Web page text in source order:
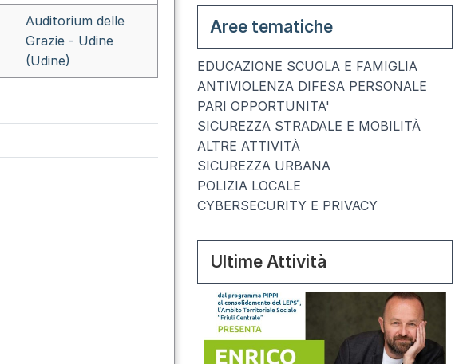
Auditorium delle
Grazie - Udine
(Udine)
Aree tematiche
EDUCAZIONE SCUOLA E FAMIGLIA
ANTIVIOLENZA DIFESA PERSONALE
PARI OPPORTUNITA'
SICUREZZA STRADALE E MOBILITÀ
ALTRE ATTIVITÀ
SICUREZZA URBANA
POLIZIA LOCALE
CYBERSECURITY E PRIVACY
Ultime Attività